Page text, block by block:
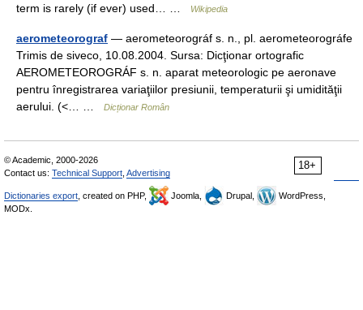
term is rarely (if ever) used… …
Wikipedia
aerometeorograf — aerometeorográf s. n., pl. aerometeorográfe
Trimis de siveco, 10.08.2004. Sursa: Dicţionar ortografic
AEROMETEOROGRÁF s. n. aparat meteorologic pe aeronave
pentru înregistrarea variaţiilor presiunii, temperaturii şi umidităţii
aerului. (<… …
Dicționar Român
18+
© Academic, 2000-2026
Contact us: Technical Support Advertising
Dictionaries export , created on PHP, Joomla, Drupal,
WordPress,
MODx.